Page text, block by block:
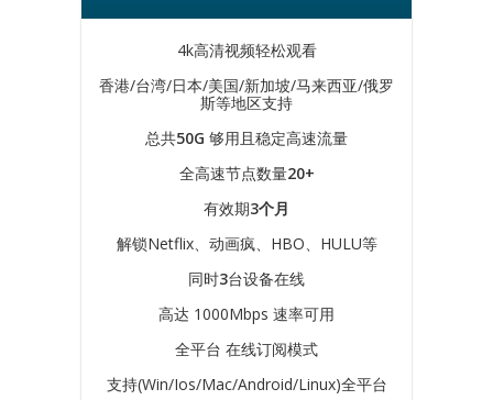
4k高清视频轻松观看
香港/台湾/日本/美国/新加坡/马来西亚/俄罗
斯等地区支持
总共50G 够用且稳定高速流量
全高速节点数量20+
有效期3个月
解锁Netflix、动画疯、HBO、HULU等
同时3台设备在线
高达 1000Mbps 速率可用
全平台 在线订阅模式
支持(Win/Ios/Mac/Android/Linux)全平台